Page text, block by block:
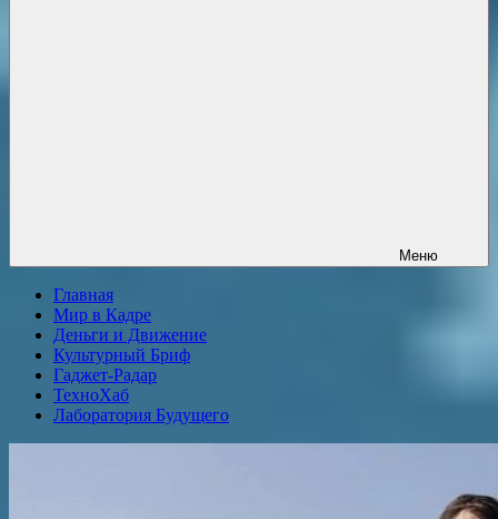
Меню
Главная
Мир в Кадре
Деньги и Движение
Культурный Бриф
Гаджет-Радар
ТехноХаб
Лаборатория Будущего